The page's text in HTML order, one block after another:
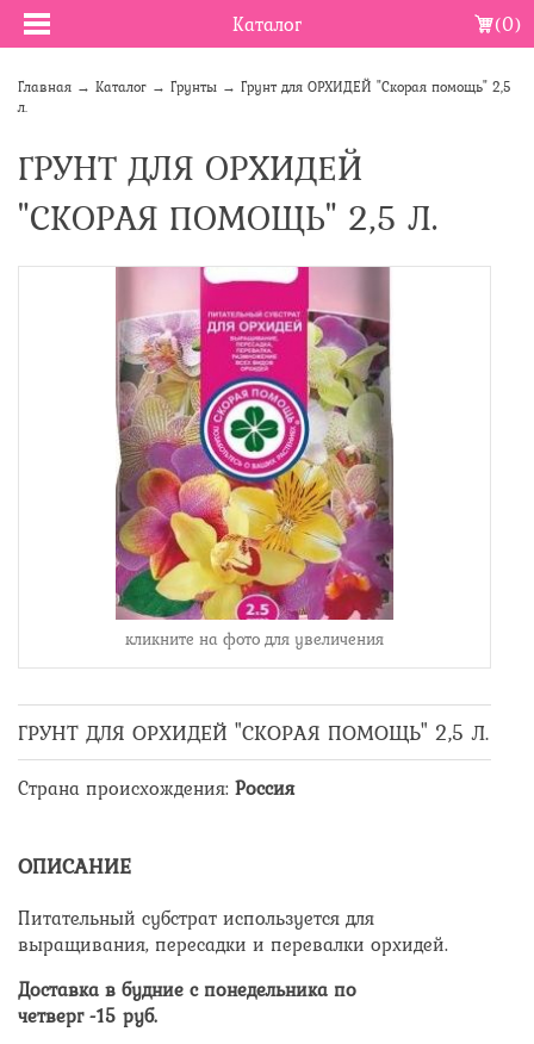
Каталог (0)
Главная → Каталог → Грунты → Грунт для ОРХИДЕЙ "Скорая помощь" 2,5
л.
ГРУНТ ДЛЯ ОРХИДЕЙ
"СКОРАЯ ПОМОЩЬ" 2,5 Л.
кликните на фото для увеличения
ГРУНТ ДЛЯ ОРХИДЕЙ "СКОРАЯ ПОМОЩЬ" 2,5 Л.
Страна происхождения: Россия
ОПИСАНИЕ
Питательный субстрат используется для
выращивания, пересадки и перевалки орхидей.
Доставка в будние с понедельника по
четверг -15 руб.